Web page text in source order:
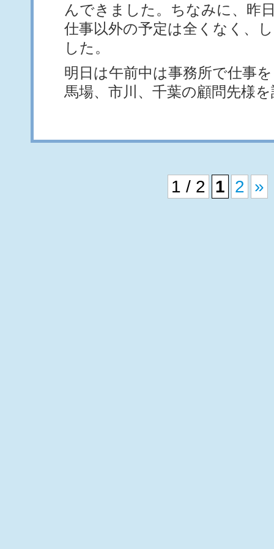
んできました。ちなみに、昨
仕事以外の予定は全くなく、
した。
明日は午前中は事務所で仕事
馬場、市川、千葉の顧問先様
1 / 2 1 2 »